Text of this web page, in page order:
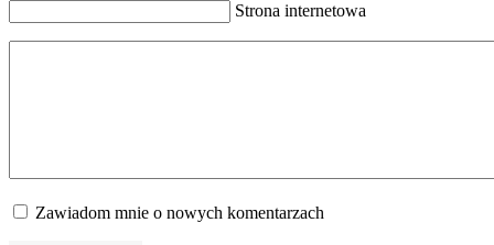
Strona internetowa
Zawiadom mnie o nowych komentarzach